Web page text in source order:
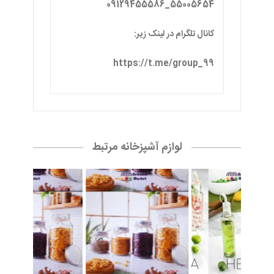
55005654_09129455586
کانال تلگرام در لینک زیر:
https://t.me/group_99
لوازم آشپزخانه مرتبط